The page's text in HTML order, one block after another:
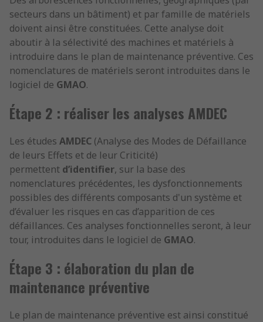
secteurs dans un bâtiment) et par famille de matériels
doivent ainsi être constituées. Cette analyse doit
aboutir à la sélectivité des machines et matériels à
introduire dans le plan de maintenance préventive. Ces
nomenclatures de matériels seront introduites dans le
logiciel de GMAO.
Étape 2 : réaliser les analyses AMDEC
Les études AMDEC (Analyse des Modes de Défaillance
de leurs Effets et de leur Criticité)
permettent d’identifier, sur la base des
nomenclatures précédentes, les dysfonctionnements
possibles des différents composants d'un système et
d’évaluer les risques en cas d’apparition de ces
défaillances. Ces analyses fonctionnelles seront, à leur
tour, introduites dans le logiciel de GMAO.
Étape 3 : élaboration du plan de
maintenance préventive
Le plan de maintenance préventive est ainsi constitué